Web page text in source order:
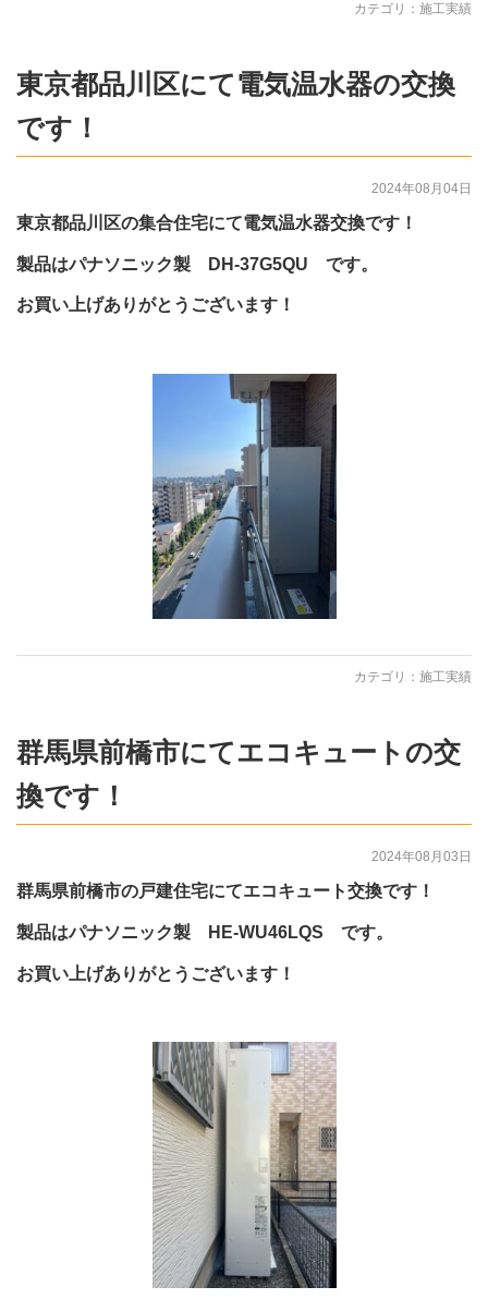
カテゴリ： 施工実績
東京都品川区にて電気温水器の交換
です！
2024年08月04日
東京都品川区の集合住宅にて電気温水器交換です！
製品はパナソニック製 DH-37G5QU です。
お買い上げありがとうございます！
カテゴリ： 施工実績
群馬県前橋市にてエコキュートの交
換です！
2024年08月03日
群馬県前橋市の戸建住宅にてエコキュート交換です！
製品はパナソニック製 HE-WU46LQS です。
お買い上げありがとうございます！